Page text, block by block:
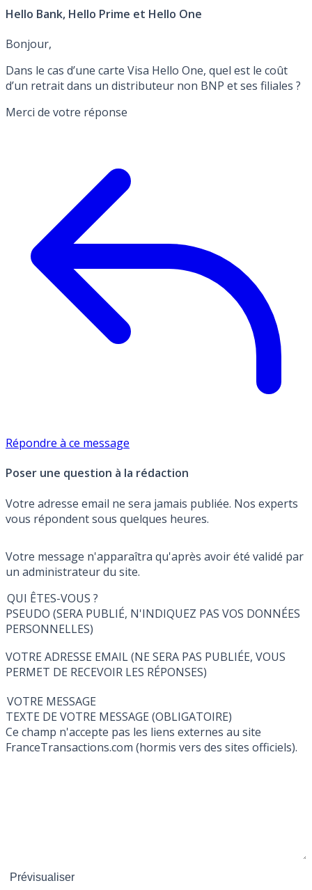
Hello Bank, Hello Prime et Hello One
Bonjour,
Dans le cas d’une carte Visa Hello One, quel est le coût
d’un retrait dans un distributeur non BNP et ses filiales ?
Merci de votre réponse
Répondre à ce message
Poser une question à la rédaction
Votre adresse email ne sera jamais publiée. Nos experts
vous répondent sous quelques heures.
Votre message n'apparaîtra qu'après avoir été validé par
un administrateur du site.
QUI ÊTES-VOUS ?
PSEUDO (SERA PUBLIÉ, N'INDIQUEZ PAS VOS DONNÉES
PERSONNELLES)
VOTRE ADRESSE EMAIL (NE SERA PAS PUBLIÉE, VOUS
PERMET DE RECEVOIR LES RÉPONSES)
VOTRE MESSAGE
TEXTE DE VOTRE MESSAGE (OBLIGATOIRE)
Ce champ n'accepte pas les liens externes au site
FranceTransactions.com (hormis vers des sites officiels).